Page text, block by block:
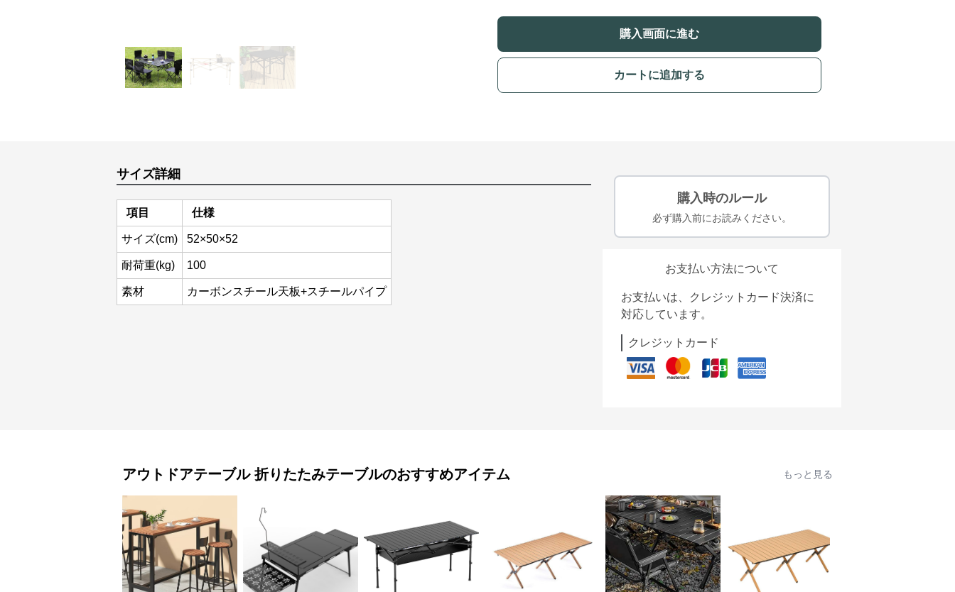
購入画面に進む
カートに追加する
サイズ詳細
項目 仕様
サイズ(cm) 52×50×52
耐荷重(kg) 100
素材 カーボンスチール天板+スチールパイプ
購入時のルール
必ず購入前にお読みください。
お支払い方法について
お支払いは、クレジットカード決済に
対応しています。
クレジットカード
アウトドアテーブル 折りたたみテーブルのおすすめアイテム もっと見る